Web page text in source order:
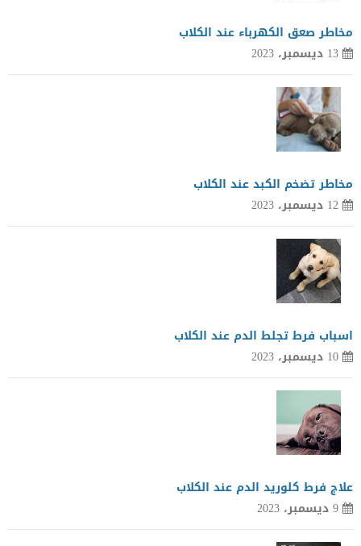
مخاطر صعق الكهرباء عند الكلاب
13 ديسمبر، 2023
مخاطر تضخم الكبد عند الكلاب
12 ديسمبر، 2023
اسباب فرط تجلط الدم عند الكلاب
10 ديسمبر، 2023
علاج فرط كلوريد الدم عند الكلاب
9 ديسمبر، 2023